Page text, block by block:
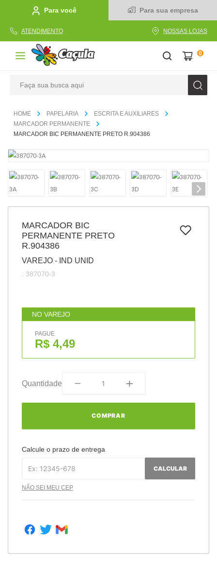
Para você Para sua empresa
ATENDIMENTO NOSSAS LOJAS
0
PAPELARIA
ESCRITA E AUXILIARES
MARCADOR PERMANENTE
MARCADOR BIC PERMANENTE PRETO R.904386
MARCADOR BIC
PERMANENTE PRETO
R.904386
VAREJO - IND UNID
: 387070-3
NO VAREJO
PAGUE
R$ 4,49
Quantidade
COMPRAR
Calcule o prazo de entrega
CALCULAR
NÃO SEI MEU CEP
1º caderno
3º caneta
4º tecido
5
6º pincel
papel
cola
barbante
º pasta